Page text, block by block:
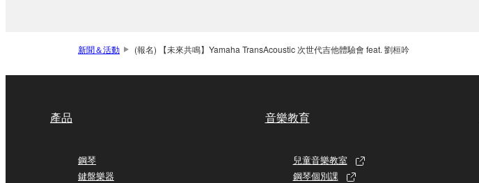
新聞＆活動 (報名) 【未來共鳴】Yamaha TransAcoustic 次世代吉他體驗會 feat. 劉桓吟
產品
鋼琴
鍵盤樂器
音樂教育
兒童音樂教室
鋼琴個別課